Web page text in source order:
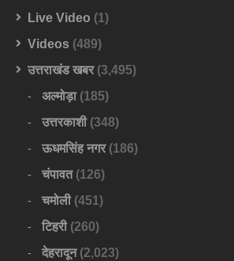
Live Video (1)
Videos (489)
उत्तराखंड खबर(3,495)
अल्मोड़ा(185)
उत्तरकाशी(348)
ऊधमसिंह नगर(186)
चंपावत(126)
चमोली(451)
टिहरी(260)
देहरादून(2,023)